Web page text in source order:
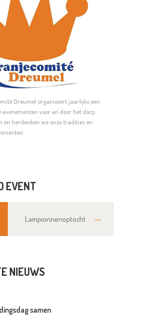
Dreumel organiseert jaarlijks een
voor en door het dorp.
én herdenken we onze tradities en
EVENT
Lampionnenoptocht
NIEUWS
samen